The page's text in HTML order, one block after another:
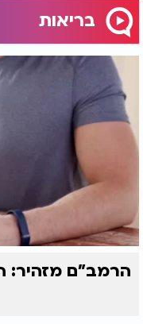
בריאות
הרמב"ם מזהיר: